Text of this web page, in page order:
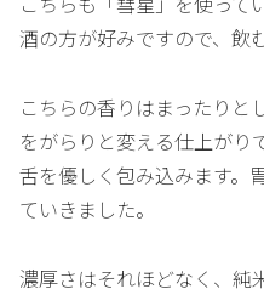
酒の方が好みですので、飲
こちらの香りはまったりと
をがらりと変える仕上がり
舌を優しく包み込みます。
ていきました。
濃厚さはそれほどなく、純